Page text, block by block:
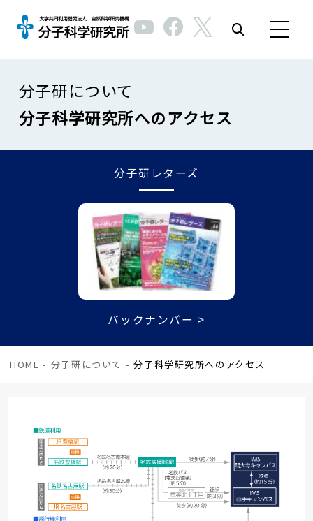
分子研について
分子科学研究所へのアクセス
分子研レターズ
バックナンバー >
HOME - 分子研について - 分子科学研究所へのアクセス